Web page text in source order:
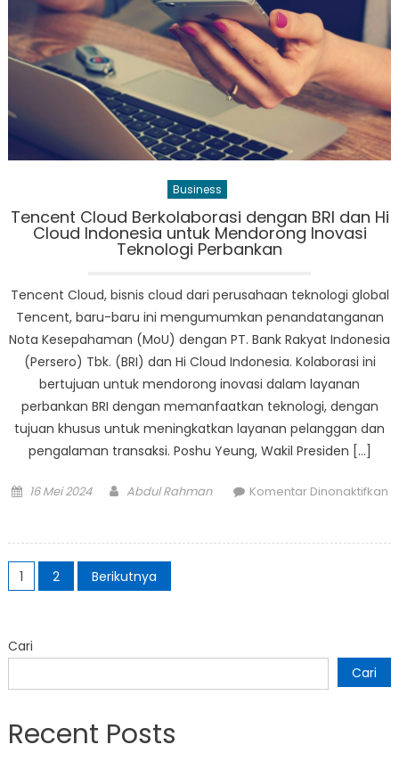
yang
Telah
Lama
Dinantikan,
Bermitra
dengan
OpenAI
di
Business
Tencent Cloud Berkolaborasi dengan BRI dan Hi
Cloud Indonesia untuk Mendorong Inovasi
Teknologi Perbankan
Tencent Cloud, bisnis cloud dari perusahaan teknologi global
Tencent, baru-baru ini mengumumkan penandatanganan
Nota Kesepahaman (MoU) dengan PT. Bank Rakyat Indonesia
(Persero) Tbk. (BRI) dan Hi Cloud Indonesia. Kolaborasi ini
bertujuan untuk mendorong inovasi dalam layanan
perbankan BRI dengan memanfaatkan teknologi, dengan
tujuan khusus untuk meningkatkan layanan pelanggan dan
pengalaman transaksi. Poshu Yeung, Wakil Presiden […]
Posted
16 Mei 2024 Author
Abdul Rahman
Komentar Dinonaktifkan
Hi
Paginasi
pos
1 2 Berikutnya
Cari
Cari
Recent Posts